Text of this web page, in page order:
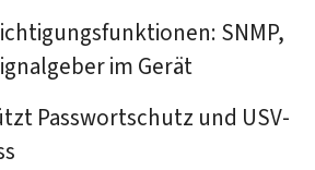
SNMP,
im Gerät
Passwortschutz und USV-